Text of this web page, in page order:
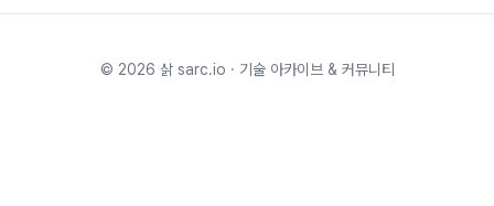
© 2026 삵 sarc.io · 기술 아카이브 & 커뮤니티